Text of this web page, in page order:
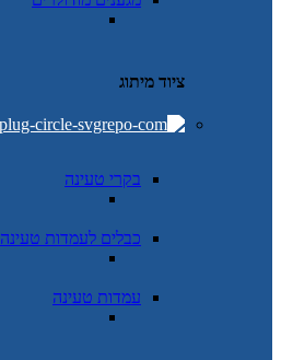
ציוד מיתוג
בקרי טעינה
כבלים לעמדות טעינה
עמדות טעינה